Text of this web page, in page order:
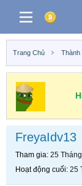
Trang Chủ Thành
FreyaIdv13
Tham gia 25
Hoạt động cuối 25